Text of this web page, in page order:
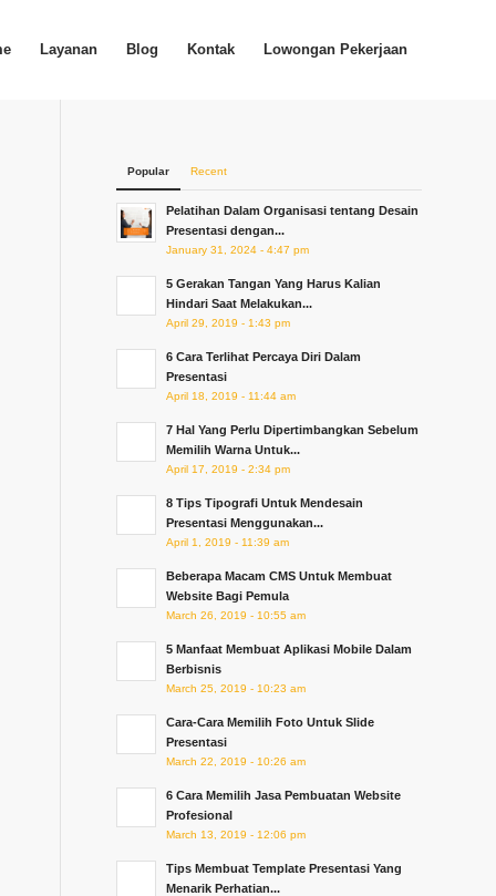
Layanan Blog Kontak Lowongan Pekerjaan
Popular Recent
Pelatihan Dalam Organisasi tentang Desain
Presentasi dengan...
January 31, 2024 - 4:47 pm
5 Gerakan Tangan Yang Harus Kalian
Hindari Saat Melakukan...
April 29, 2019 - 1:43 pm
6 Cara Terlihat Percaya Diri Dalam
Presentasi
April 18, 2019 - 11:44 am
7 Hal Yang Perlu Dipertimbangkan Sebelum
Memilih Warna Untuk...
April 17, 2019 - 2:34 pm
8 Tips Tipografi Untuk Mendesain
Presentasi Menggunakan...
April 1, 2019 - 11:39 am
Beberapa Macam CMS Untuk Membuat
Website Bagi Pemula
March 26, 2019 - 10:55 am
5 Manfaat Membuat Aplikasi Mobile Dalam
Berbisnis
March 25, 2019 - 10:23 am
Cara-Cara Memilih Foto Untuk Slide
Presentasi
March 22, 2019 - 10:26 am
6 Cara Memilih Jasa Pembuatan Website
Profesional
March 13, 2019 - 12:06 pm
Tips Membuat Template Presentasi Yang
Menarik Perhatian...